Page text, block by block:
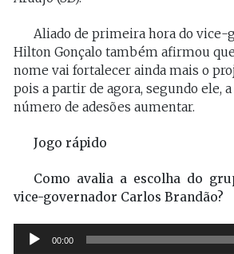
Aliado de primeira hora do vice-
Hilton Gonçalo também afirmou
nome vai fortalecer ainda mais o
pois a partir de agora, segundo ele,
número de adesões aumentar.
Jogo rápido
Como avalia a escolha do
vice-governador Carlos Brandão?
Tocador
00:00